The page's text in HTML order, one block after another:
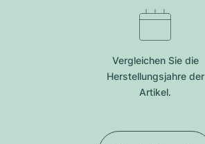
Vergleichen Sie die
Herstellungsjahre der
Artikel.